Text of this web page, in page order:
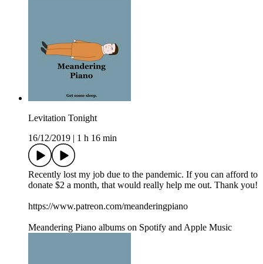
Levitation Tonight
16/12/2019
1 h 16 min
Recently lost my job due to the pandemic. If you can afford to
donate $2 a month, that would really help me out. Thank you!
https://www.patreon.com/meanderingpiano
Meandering Piano albums on Spotify and Apple Music